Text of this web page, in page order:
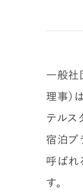
一般社
理事）
テルス
宿泊プ
呼ばれ
す。